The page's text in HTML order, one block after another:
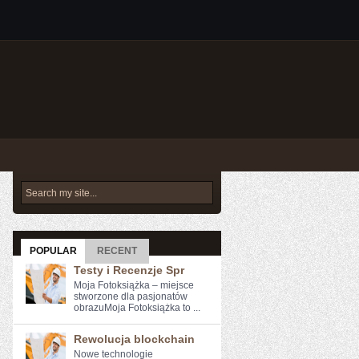
POPULAR RECENT
Testy i Recenzje Spr
Moja Fotoksiążka – miejsce
stworzone dla pasjonatów
obrazuMoja Fotoksiążka to ...
Rewolucja blockchain
Nowe ​technologie